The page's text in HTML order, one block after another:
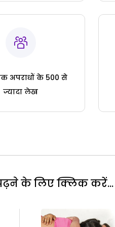
अपराधों के 500 से
ज्यादा लेख
के लिए क्लिक करें...